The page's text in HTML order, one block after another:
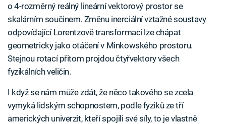
o 4-rozměrný reálný lineární vektorový prostor se
skalárním součinem. Změnu inerciální vztažné soustavy
odpovídající Lorentzově transformaci lze chápat
geometricky jako otáčení v Minkowského prostoru.
Stejnou rotací přitom projdou čtyřvektory všech
fyzikálních veličin.
I když se nám může zdát, že něco takového se zcela
vymyká lidským schopnostem, podle fyziků ze tří
amerických univerzit, kteří spojili své síly, to je vlastně